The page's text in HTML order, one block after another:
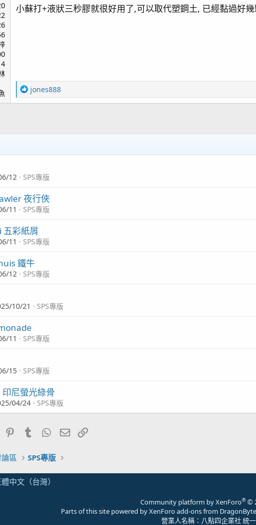
小蘇打+液狀三秒膠就很好用了,可以取代塑鋼土, 已經黏過好
R
e
i
n
：
jones888
12 SPS專版
夜行俠
11 SPS專版
彩紙屑
11 SPS專版
鐵牛
12 SPS專版
10/21 SPS專版
11 SPS專版
15 SPS專版
尼螢光綠骨
04/24 SPS專版
Reddit PinterestTumblrWhatsApp電子郵件
區 SPS專版
中文（台灣）
Community platform by XenForo® ©
Parts of this site powered byXenForo add-ons from
營業人名稱：八點四企業社 統